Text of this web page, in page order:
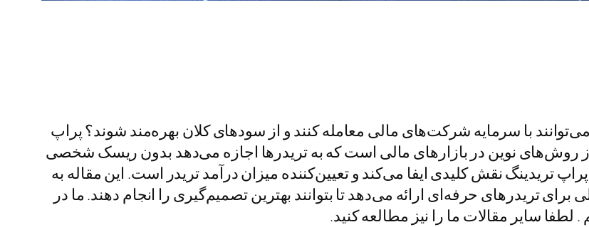
با سرمایه شرکت‌های مالی معامله کنند و از سودهای کلان بهره‌مند شوند؟ پراپ
روش‌های نوین در بازارهای مالی است که به تریدرها اجازه می‌دهد بدون ریسک شخصی
تریدینگ نقش کلیدی ایفا می‌کند و تعیین‌کننده میزان درآمد تریدر است. این مقاله به
تریدرهای حرفه‌ای ارائه می‌دهد تا بتوانند بهترین تصمیم‌گیری را انجام دهند. ما در
. لطفا سایر مقالات ما را نیز مطالعه کنید.